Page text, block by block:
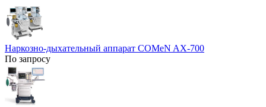
Наркозно-дыхательный аппарат COMeN AX-700
По запросу